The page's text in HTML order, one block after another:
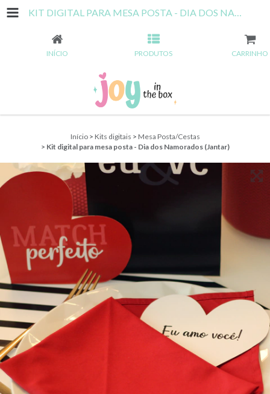
KIT DIGITAL PARA MESA POSTA - DIA DOS NAMORADOS (JANTAR)
INÍCIO PRODUTOS CARRINHO
Início > Kits digitais > Mesa Posta/Cestas
> Kit digital para mesa posta - Dia dos Namorados (Jantar)